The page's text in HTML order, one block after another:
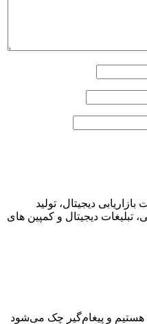
دیجیتال، تولید
تبلیغات دیجیتال و کمپین های